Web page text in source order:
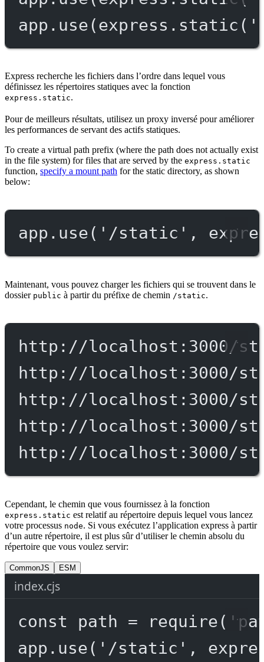
app. use(express. static (
Express recherche les fichiers dans l’ordre dans lequel vous
définissez les répertoires statiques avec la fonction
express.static.
Pour de meilleurs résultats, utilisez un proxy inversé pour améliorer
les performances de servant des actifs statiques.
To create a virtual path prefix (where the path does not actually exist
in the file system) for files that are served by the express.static
function, specify a mount path for the static directory, as shown
below:
app. use( '/static' ,
Maintenant, vous pouvez charger les fichiers qui se trouvent dans le
dossier public à partir du préfixe de chemin /static.
http://localhost:3000/
http://localhost:3000/
http://localhost:3000/
http://localhost:3000/
http://localhost:3000/
Cependant, le chemin que vous fournissez à la fonction
express.static est relatif au répertoire depuis lequel vous lancez
votre processus node. Si vous exécutez l’application express à partir
d’un autre répertoire, il est plus sûr d’utiliser le chemin absolu du
répertoire que vous voulez servir:
CommonJS ESM
index.cjs
const path = require(
app. use( '/static' ,